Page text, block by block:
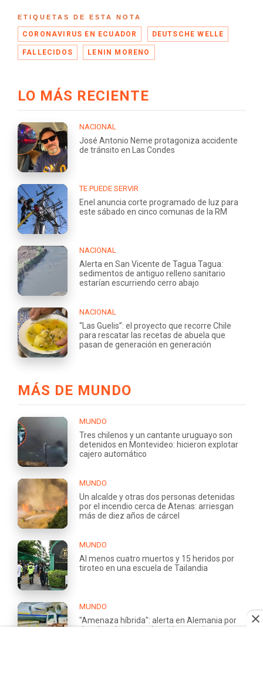
ETIQUETAS DE ESTA NOTA
CORONAVIRUS EN ECUADOR DEUTSCHE WELLE
FALLECIDOS LENIN MORENO
LO MÁS RECIENTE
NACIONAL
José Antonio Neme protagoniza accidente
de tránsito en Las Condes
TE PUEDE SERVIR
Enel anuncia corte programado de luz para
este sábado en cinco comunas de la RM
NACIONAL
Alerta en San Vicente de Tagua Tagua:
sedimentos de antiguo relleno sanitario
estarían escurriendo cerro abajo
NACIONAL
“Las Guelis”: el proyecto que recorre Chile
para rescatar las recetas de abuela que
pasan de generación en generación
MÁS DE MUNDO
MUNDO
Tres chilenos y un cantante uruguayo son
detenidos en Montevideo: hicieron explotar
cajero automático
MUNDO
Un alcalde y otras dos personas detenidas
por el incendio cerca de Atenas: arriesgan
más de diez años de cárcel
MUNDO
Al menos cuatro muertos y 15 heridos por
tiroteo en una escuela de Tailandia
MUNDO
"Amenaza híbrida": alerta en Alemania por
dron bomba cerca de avión ucraniano